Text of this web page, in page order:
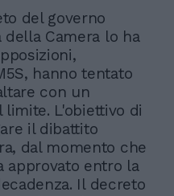
del governo
della Camera lo ha
hanno tentato
con un
L'obiettivo di
il dibattito
dal momento che
approvato entro la
Il decreto